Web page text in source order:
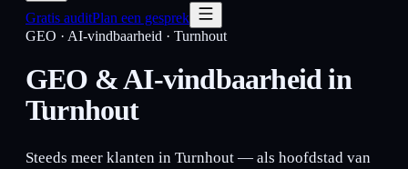
Gratis auditPlan een gesprek
GEO · AI-vindbaarheid · Turnhout
GEO & AI-vindbaarheid in
Turnhout
Steeds meer klanten in Turnhout — als hoofdstad van